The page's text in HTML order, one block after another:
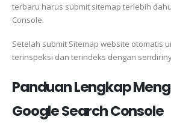
terbaru harus submit sitemap terlebih
Console.
Setelah submit Sitemap website otomatis
terinspeksi dan terindeks dengan
Panduan Lengkap
Google Search Console